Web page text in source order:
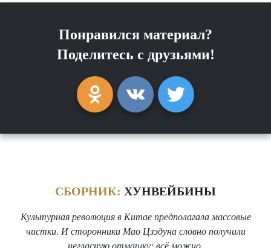
Понравился материал?
Поделитесь с друзьями!
СБОРНИК: ХУНВЕЙБИНЫ
Культурная революция в Китае предполагала массовые
чистки. И сторонники Мао Цзэдуна словно получили